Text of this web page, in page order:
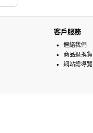
客戶服務
連絡我們
商品退換貨
網站總導覽